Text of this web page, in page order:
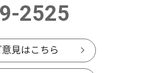
2525
見はこちら